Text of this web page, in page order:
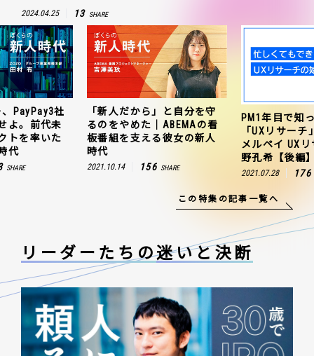
2024.04.25 13 SHARE
ら」と自分を守
た｜ABEMAの看
える彼女の新人
156
PM1年目で知っておきたい
「UXリサーチ」の始め方｜
メルペイ UXリサーチャー 草
2021.07.28 176
ZOZO、
連携を成
聞のプロ
田村有の
2021.10.25
この特集の記事一覧へ
リーダーたちの迷いと決断